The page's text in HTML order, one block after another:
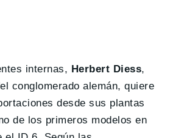
internas, Herbert Diess,
conglomerado alemán, quiere
desde sus plantas
de los primeros modelos en